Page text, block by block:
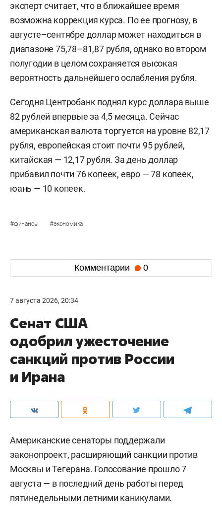
эксперт считает, что в ближайшее время
возможна коррекция курса. По ее прогнозу, в
августе–сентябре доллар может находиться в
диапазоне 75,78–81,87 рубля, однако во втором
полугодии в целом сохраняется высокая
вероятность дальнейшего ослабления рубля.
Сегодня Центробанк поднял курс доллара выше
82 рублей впервые за 4,5 месяца. Сейчас
американская валюта торгуется на уровне 82,17
рубля, европейская стоит почти 95 рублей,
китайская — 12,17 рубля. За день доллар
прибавил почти 76 копеек, евро — 78 копеек,
юань — 10 копеек.
#финансы #экономика
Комментарии 0
7 августа 2026, 20:34
Сенат США
одобрил ужесточение
санкций против России
и Ирана
Американские сенаторы поддержали
законопроект, расширяющий санкции против
Москвы и Тегерана. Голосование прошло 7
августа — в последний день работы перед
пятинедельными летними каникулами.